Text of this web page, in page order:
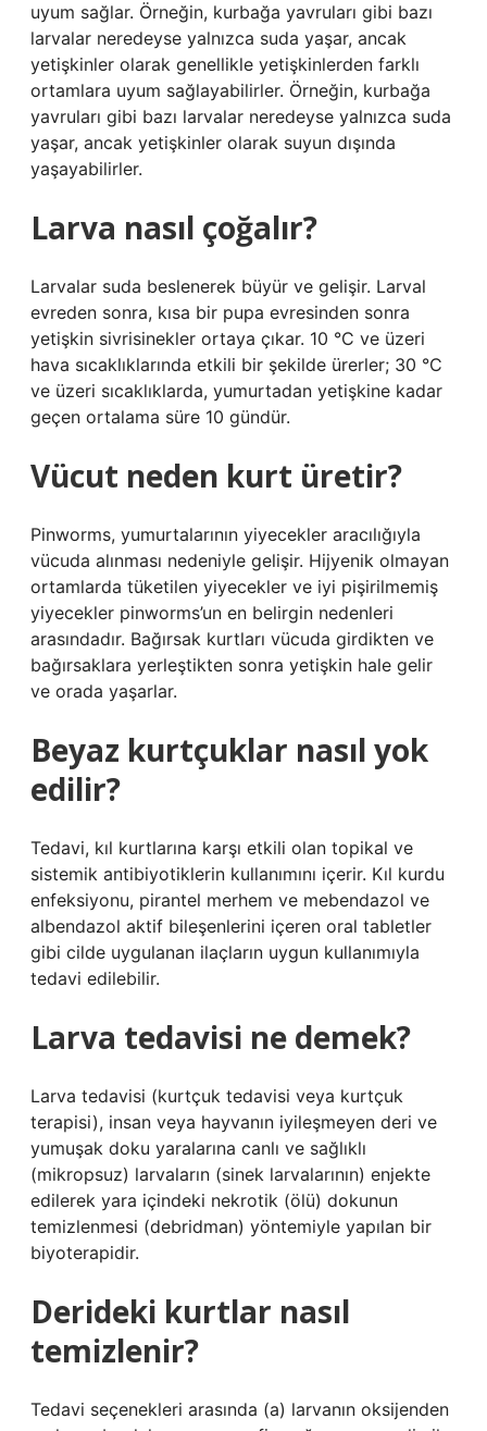
uyum sağlar. Örneğin, kurbağa yavruları gibi bazı
larvalar neredeyse yalnızca suda yaşar, ancak
yetişkinler olarak genellikle yetişkinlerden farklı
ortamlara uyum sağlayabilirler. Örneğin, kurbağa
yavruları gibi bazı larvalar neredeyse yalnızca suda
yaşar, ancak yetişkinler olarak suyun dışında
yaşayabilirler.
Larva nasıl çoğalır?
Larvalar suda beslenerek büyür ve gelişir. Larval
evreden sonra, kısa bir pupa evresinden sonra
yetişkin sivrisinekler ortaya çıkar. 10 °C ve üzeri
hava sıcaklıklarında etkili bir şekilde ürerler; 30 °C
ve üzeri sıcaklıklarda, yumurtadan yetişkine kadar
geçen ortalama süre 10 gündür.
Vücut neden kurt üretir?
Pinworms, yumurtalarının yiyecekler aracılığıyla
vücuda alınması nedeniyle gelişir. Hijyenik olmayan
ortamlarda tüketilen yiyecekler ve iyi pişirilmemiş
yiyecekler pinworms’un en belirgin nedenleri
arasındadır. Bağırsak kurtları vücuda girdikten ve
bağırsaklara yerleştikten sonra yetişkin hale gelir
ve orada yaşarlar.
Beyaz kurtçuklar nasıl yok
edilir?
Tedavi, kıl kurtlarına karşı etkili olan topikal ve
sistemik antibiyotiklerin kullanımını içerir. Kıl kurdu
enfeksiyonu, pirantel merhem ve mebendazol ve
albendazol aktif bileşenlerini içeren oral tabletler
gibi cilde uygulanan ilaçların uygun kullanımıyla
tedavi edilebilir.
Larva tedavisi ne demek?
Larva tedavisi (kurtçuk tedavisi veya kurtçuk
terapisi), insan veya hayvanın iyileşmeyen deri ve
yumuşak doku yaralarına canlı ve sağlıklı
(mikropsuz) larvaların (sinek larvalarının) enjekte
edilerek yara içindeki nekrotik (ölü) dokunun
temizlenmesi (debridman) yöntemiyle yapılan bir
biyoterapidir.
Derideki kurtlar nasıl
temizlenir?
Tedavi seçenekleri arasında (a) larvanın oksijenden